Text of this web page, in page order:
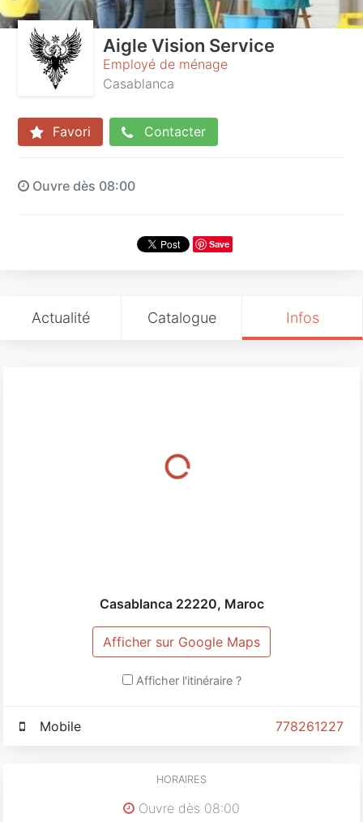
Aigle Vision Service
Employé de ménage
Casablanca
Favori Contacter
Ouvre dès 08:00
Save
Actualité Catalogue Infos
Casablanca 22220, Maroc
Afficher sur Google Maps
Afficher l'itinéraire ?
778261227
Mobile
HORAIRES
Ouvre dès 08:00